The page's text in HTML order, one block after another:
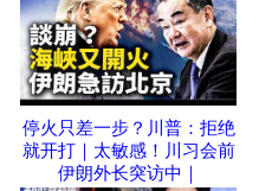
停火只差一步？川普：拒绝
就开打｜太敏感！川习会前
伊朗外长突访中｜